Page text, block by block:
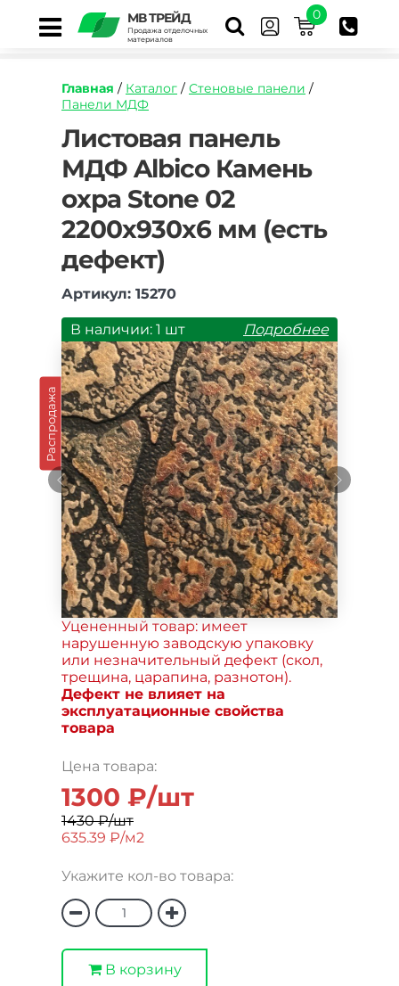
МВ ТРЕЙД
Продажа отделочных
материалов
0
Главная / Каталог / Стеновые панели /
Панели МДФ
https://mvtrade.ru/images/id/normal/listovaya-
panel-
mdf-
albico-
kamen-
ohra-
2200h930mm.jpg
Листовая панель
МДФ Albico Камень
охра Stone 02
2200х930х6 мм (есть
дефект)
Артикул: 15270
Распродажа
В наличии: 1 шт Подробнее
Уцененный товар: имеет
нарушенную заводскую упаковку
или незначительный дефект (скол,
трещина, царапина, разнотон).
Дефект не влияет на
эксплуатационные свойства
товара
Цена товара:
1300 ₽/шт
1430 ₽/шт
635.39 ₽/м2
Укажите кол-во товара:
В корзину